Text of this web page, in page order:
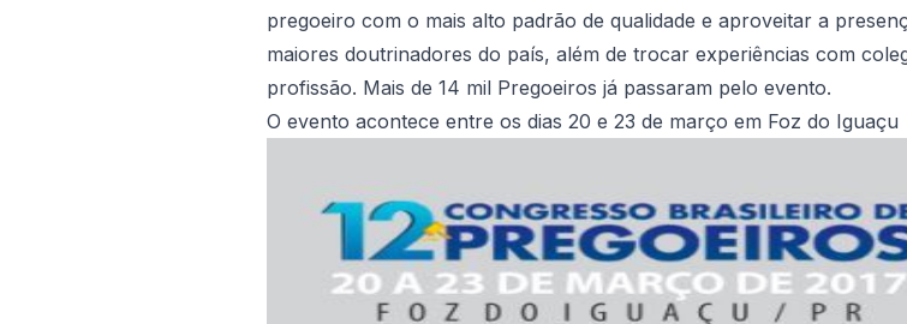
pregoeiro com o mais alto padrão de qualidade e aproveitar a
maiores doutrinadores do país, além de trocar experiências com
profissão. Mais de 14 mil Pregoeiros já passaram pelo evento.
O evento acontece entre os dias 20 e 23 de março em Foz do Iguaçu